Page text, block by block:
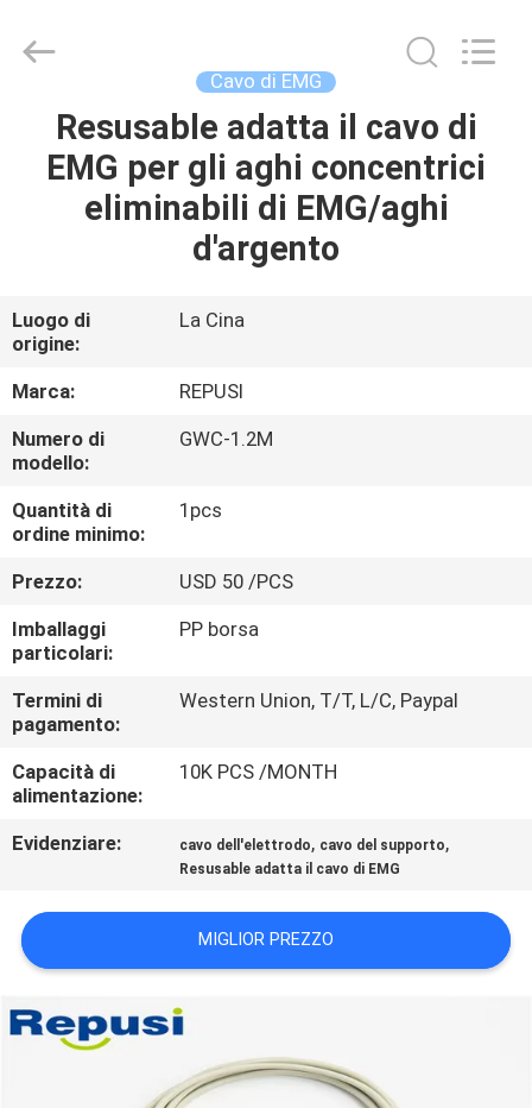
CASA
PRODOTTI
NOI
GIRO
DELLA
FABBRICA
CONTROLLO
DI
QUALITÀ
CONTATTICI
NOTIZIE
RICHIEDA
CITAZIONE
MAPPA
Electronics
Co.,Ltd..
Cavo di EMG
Resusable adatta il cavo di
EMG per gli aghi concentrici
eliminabili di EMG/aghi
d'argento
Luogo di
origine:
La Cina
Marca:
REPUSI
Numero di
modello:
GWC-1.2M
Quantità di
ordine minimo:
1pcs
Prezzo:
USD 50 /PCS
Imballaggi
particolari:
PP borsa
Termini di
pagamento:
Western Union, T/T, L/C, Paypal
Capacità di
alimentazione:
10K PCS /MONTH
Evidenziare: cavo dell'elettrodo, cavo del supporto,
Resusable adatta il cavo di EMG
MIGLIOR PREZZO